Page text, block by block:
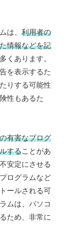
は、 利用者の
情報などを記
くあります。
を表示するた
りする可能性
性もあるた
有害なプログ
することがあ
安定にさせる
ログラムなど
ールされる可
ムは、パソコ
ため、非常に